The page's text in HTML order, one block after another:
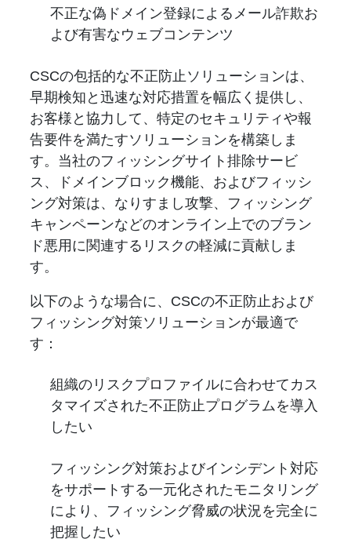
不正な偽ドメイン登録によるメール詐欺お
よび有害なウェブコンテンツ
CSCの包括的な不正防止ソリューションは、
早期検知と迅速な対応措置を幅広く提供し、
お客様と協力して、特定のセキュリティや報
告要件を満たすソリューションを構築しま
す。当社のフィッシングサイト排除サービ
ス、ドメインブロック機能、およびフィッシ
ング対策は、なりすまし攻撃、フィッシング
キャンペーンなどのオンライン上でのブラン
ド悪用に関連するリスクの軽減に貢献しま
す。
以下のような場合に、CSCの不正防止および
フィッシング対策ソリューションが最適で
す：
組織のリスクプロファイルに合わせてカス
タマイズされた不正防止プログラムを導入
したい
フィッシング対策およびインシデント対応
をサポートする一元化されたモニタリング
により、フィッシング脅威の状況を完全に
把握したい